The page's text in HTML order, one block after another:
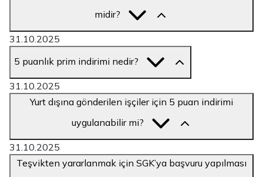
midir?
31.10.2025
5 puanlık prim indirimi nedir?
31.10.2025
Yurt dışına gönderilen işçiler için 5 puan indirimi
uygulanabilir mi?
31.10.2025
Teşvikten yararlanmak için SGK’ya başvuru yapılması